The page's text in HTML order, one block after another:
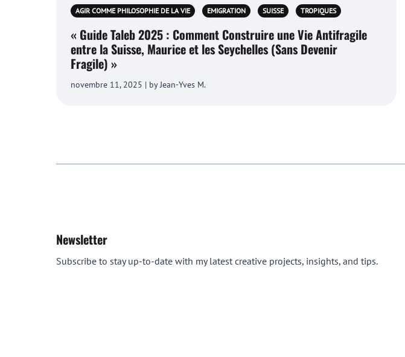
AGIR COMME PHILOSOPHIE DE LA VIE EMIGRATION SUISSE TROPIQUES
« Guide Taleb 2025 : Comment Construire une Vie Antifragile
entre la Suisse, Maurice et les Seychelles (Sans Devenir
Fragile) »
novembre 11, 2025 | by Jean-Yves M.
Newsletter
Subscribe to stay up-to-date with my latest creative projects, insights, and tips.